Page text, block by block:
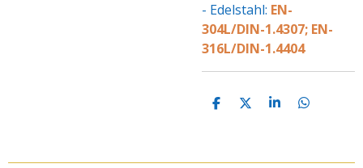
- Edelstahl: EN-
304L/DIN-1.4307; EN-
316L/DIN-1.4404
T
E
T
E
T
E
T
E